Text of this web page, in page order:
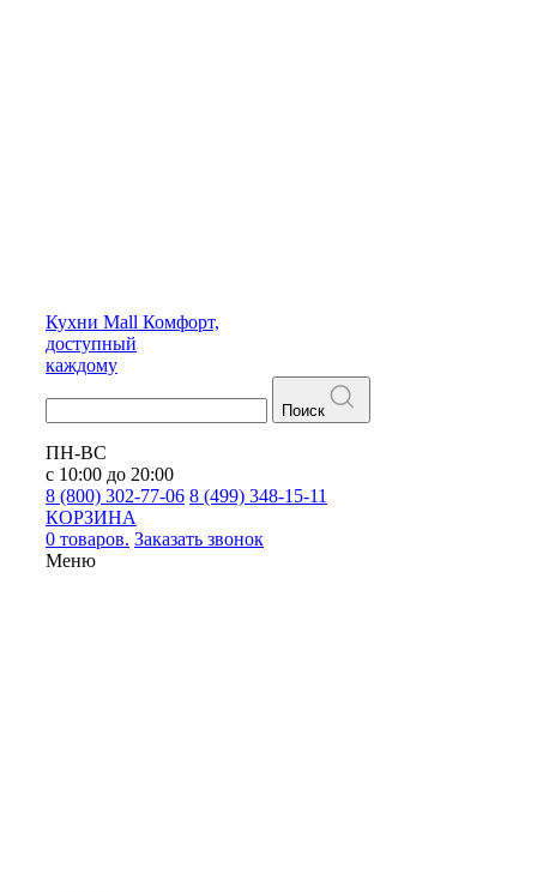
Кухни Mall Комфорт,
доступный
каждому
Поиск
ПН-ВС
с 10:00 до 20:00
8 (800) 302-77-06 8 (499) 348-15-11
КОРЗИНА
0 товаров. Заказать звонок
Меню